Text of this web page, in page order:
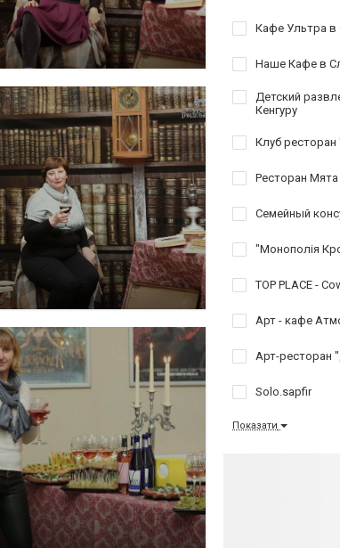
Кафе Ультра в
Наше Кафе в
Детский
Кенгуру
Клуб ресторан
Ресторан
Семейный
"Монополія
TOP PLACE -
Арт - кафе
Арт-ресторан
Solo.sapfir
Показати